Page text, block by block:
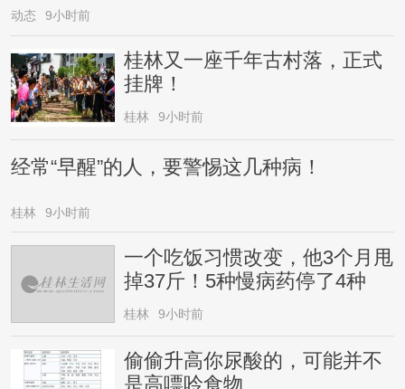
动态 9小时前
桂林又一座千年古村落，正式
挂牌！
桂林 9小时前
经常“早醒”的人，要警惕这几种病！
桂林 9小时前
一个吃饭习惯改变，他3个月甩
掉37斤！5种慢病药停了4种
桂林 9小时前
偷偷升高你尿酸的，可能并不